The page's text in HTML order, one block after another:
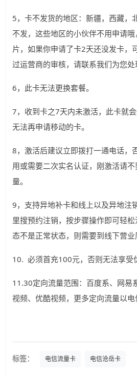
5，卡不发货的地区：新疆，西藏，
不发，这些地区的小伙伴不用申请
片，如果你申请了卡2天还没发卡，
过运营商的审核，请联系我们为您处
6，此卡无法更换套餐。
7，收到卡之7天内未激活，此卡就
无法再申请移动的卡。
8，激活后建议立即拨打一通电话，
用或需要二次实名认证，刚激活请
量。
9，支持异地补卡和线上以及异地注
里搜预约注销，按步骤操作即可轻
态不是正常状态，则需要到线下营业
10. 必须首充100元，否则无法享受
11.30定向流量范围：百度系、网易
视频、优酷视频，更多定向流量以电
标签： 电信流量卡 电信沧岳卡